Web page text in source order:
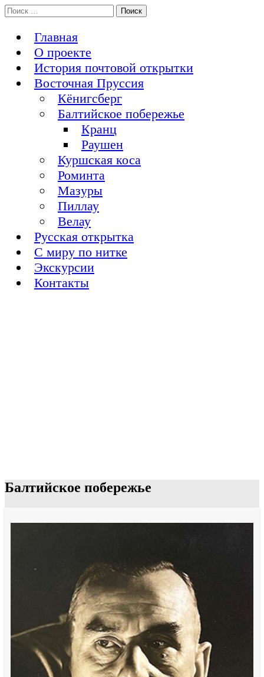
Перейти
к
История Восточной Пруссии в почтовых открытках и не
Поиск:
Главная
О проекте
История почтовой открытки
Восточная Пруссия
Кёнигсберг
Балтийское побережье
Кранц
Раушен
Куршская коса
Роминта
Мазуры
Пиллау
Велау
Русская открытка
С миру по нитке
Экскурсии
Контакты
Балтийское побережье